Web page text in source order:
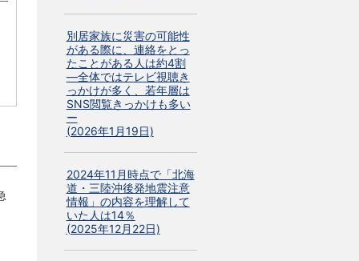
別居家族に災害の可能性
がある際に、連絡をとっ
たことがある人は約4割
―全体ではテレビ視聴き
っかけが多く、若年層は
SNS閲覧きっかけも多い
ー
(2026年1月19日)
2024年11月時点で「北海
道・三陸沖後発地震注意
情報」の内容を理解して
いた人は14％
(2025年12月22日)